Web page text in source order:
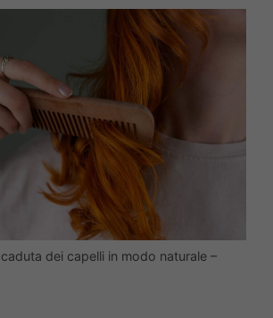
dei capelli in modo naturale –